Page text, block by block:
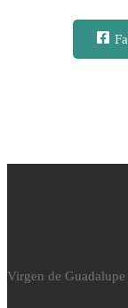
Virgen de Guadalupe